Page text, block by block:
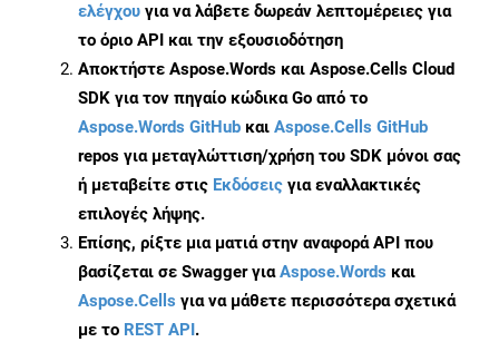
ελέγχου για να λάβετε δωρεάν λεπτομέρειες για
το όριο API και την εξουσιοδότηση
Αποκτήστε Aspose.Words και Aspose.Cells Cloud
SDK για τον πηγαίο κώδικα Go από το
Aspose.Words GitHub και Aspose.Cells GitHub
repos για μεταγλώττιση/χρήση του SDK μόνοι σας
ή μεταβείτε στις Εκδόσεις για εναλλακτικές
επιλογές λήψης.
Επίσης, ρίξτε μια ματιά στην αναφορά API που
βασίζεται σε Swagger γιαAspose.Words και
Aspose.Cells για να μάθετε περισσότερα σχετικά
με το REST API.